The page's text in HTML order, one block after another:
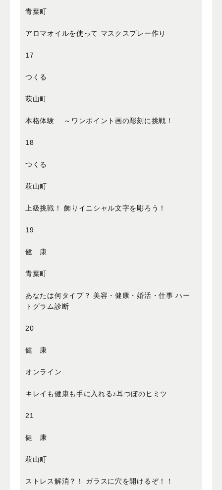
青葉町
アロマオイルを使って マスクスプレー作り
17
つくる
萩山町
本格体験 ～ワンポイント画の彫刻に挑戦！
18
つくる
萩山町
上級挑戦！ 飾りイニシャル文字を彫ろう！
19
健 康
青葉町
あなたは何タイプ？ 美容・健康・婚活・仕事 ハー
トグラム診断
20
健 康
オンライン
キレイも健康も手に入れる♪耳つぼのヒミツ
21
健 康
萩山町
ストレス解消？！ ガラスに穴を開けるぞ！！